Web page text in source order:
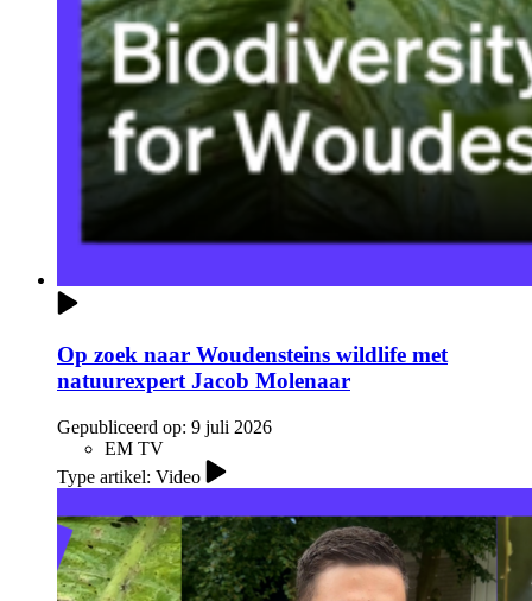
Op zoek naar Woudensteins wildlife met
natuurexpert Jacob Molenaar
Gepubliceerd op: 9 juli 2026
EM TV
Type artikel: Video